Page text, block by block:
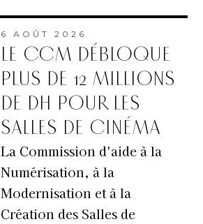
6 AOÛT 2026
LE CCM DÉBLOQUE
PLUS DE 12 MILLIONS
DE DH POUR LES
SALLES DE CINÉMA
La Commission d'aide à la
Numérisation, à la
Modernisation et à la
Création des Salles de